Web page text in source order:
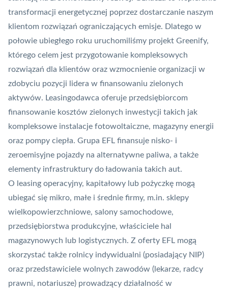
transformacji energetycznej poprzez dostarczanie naszym
klientom rozwiązań ograniczających emisje. Dlatego w
połowie ubiegłego roku uruchomiliśmy projekt Greenify,
którego celem jest przygotowanie kompleksowych
rozwiązań dla klientów oraz wzmocnienie organizacji w
zdobyciu pozycji lidera w finansowaniu zielonych
aktywów. Leasingodawca oferuje przedsiębiorcom
finansowanie kosztów zielonych inwestycji takich jak
kompleksowe instalacje fotowoltaiczne, magazyny energii
oraz pompy ciepła. Grupa EFL finansuje nisko- i
zeroemisyjne pojazdy na alternatywne paliwa, a także
elementy infrastruktury do ładowania takich aut.
O leasing operacyjny, kapitałowy lub pożyczkę mogą
ubiegać się mikro, małe i średnie firmy, m.in. sklepy
wielkopowierzchniowe, salony samochodowe,
przedsiębiorstwa produkcyjne, właściciele hal
magazynowych lub logistycznych. Z oferty EFL mogą
skorzystać także rolnicy indywidualni (posiadający NIP)
oraz przedstawiciele wolnych zawodów (lekarze, radcy
prawni, notariusze) prowadzący działalność w